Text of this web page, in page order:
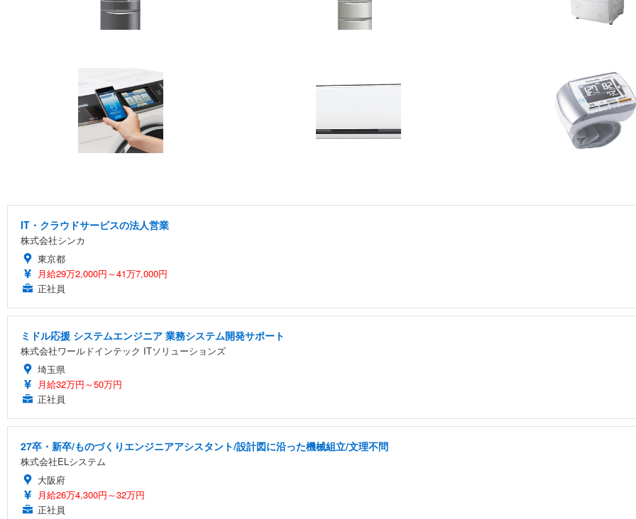
IT・クラウドサービスの法人営業
株式会社シンカ
東京都
月給29万2,000円～41万7,000円
正社員
ミドル応援 システムエンジニア 業務システム開発サポート
株式会社ワールドインテック ITソリューションズ
埼玉県
月給32万円～50万円
正社員
27卒・新卒/ものづくりエンジニアアシスタント/設計図に沿った機械組立/文理不問
株式会社ELシステム
大阪府
月給26万4,300円～32万円
正社員